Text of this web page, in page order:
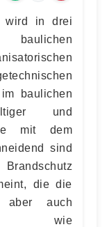
wird in drei
baulichen
baulichen
und
mit dem
sind
die die
aber auch
wie